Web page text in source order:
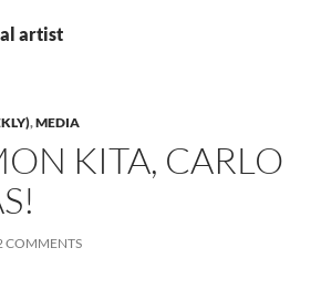
artist
,MEDIA
KITA, CARLO
COMMENTS